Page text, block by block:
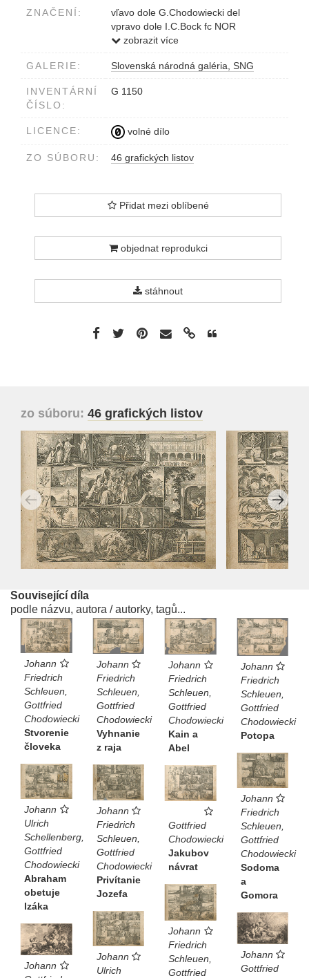
ZNAČENÍ:
vľavo dole G.Chodowiecki del
vpravo dole I.C.Bock fc NOR
v strede Tab.XVIII.
zobrazit více
GALERIE: Slovenská národná galéria, SNG
INVENTÁRNÍ
ČÍSLO:
G 1150
LICENCE: volné dílo
ZO SÚBORU: 46 grafických listov
Přidat mezi oblíbené
objednat reprodukci
stáhnout
zo súboru: 46 grafických listov
Související díla
podle názvu, autora / autorky, tagů...
Johann
Friedrich
Schleuen,
Gottfried
Chodowiecki
Stvorenie
človeka
Johann
Friedrich
Schleuen,
Gottfried
Chodowiecki
Vyhnanie
z raja
Johann
Friedrich
Schleuen,
Gottfried
Chodowiecki
Kain a
Abel
Johann
Friedrich
Schleuen,
Gottfried
Chodowiecki
Potopa
Johann
Friedrich
Schleuen,
Gottfried
Chodowiecki
Sodoma
a
Gomora
Johann
Ulrich
Schellenberg,
Gottfried
Chodowiecki
Abraham
obetuje
Izáka
Johann
Friedrich
Schleuen,
Gottfried
Chodowiecki
Privítanie
Jozefa
Gottfried
Chodowiecki
Jakubov
návrat
Johann
Friedrich
Schleuen,
Gottfried
Johann
Ulrich
Johann
Gottfried
Johann